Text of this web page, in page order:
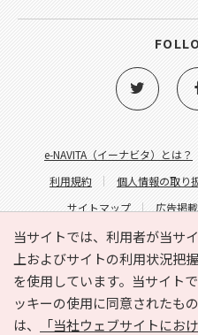
当サイトでは、利用者が当サ
上およびサイトの利用状況把
を使用しています。当サイト
ッキーの使用に同意されたも
は、
「当社ウェブサイトにお
e-NAVITA（イーナビタ）とは？
利用規約
個人情報の取り
サイトマップ
広告掲
サイトの内容に